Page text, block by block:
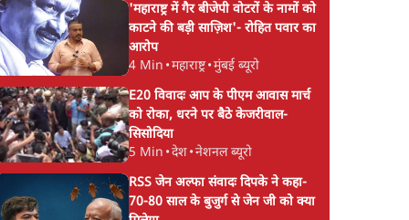
'महाराष्ट्र में गैर बीजेपी वोटरों के नामों को
काटने की बड़ी साज़िश'- रोहित पवार का
आरोप
4 Min •महाराष्ट्र•मुंबई ब्यूरो
E20 विवादः आप के पीएम आवास मार्च
को रोका, धरने पर बैठे केजरीवाल-
सिसोदिया
5 Min •देश•नेशनल ब्यूरो
RSS जेन अल्फा संवादः दिपके ने कहा-
70-80 साल के बुजुर्ग से जेन जी को क्या